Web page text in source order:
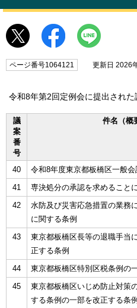
ページ番号1064121 更新日 2026
令和8年第2回定例会に提出された
議
案
番
号
件名（概
40 令和8年度東京都板橋区一般
41
専決処分の承認を求めること
42
水防及び災害応急措置の業務
に関する条例
43
東京都板橋区長等の退職手当
正する条例
44
東京都板橋区特別区税条例の
45
東京都板橋区いじめ防止対策
する条例の一部を改正する条例